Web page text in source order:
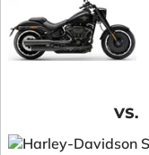
VS.